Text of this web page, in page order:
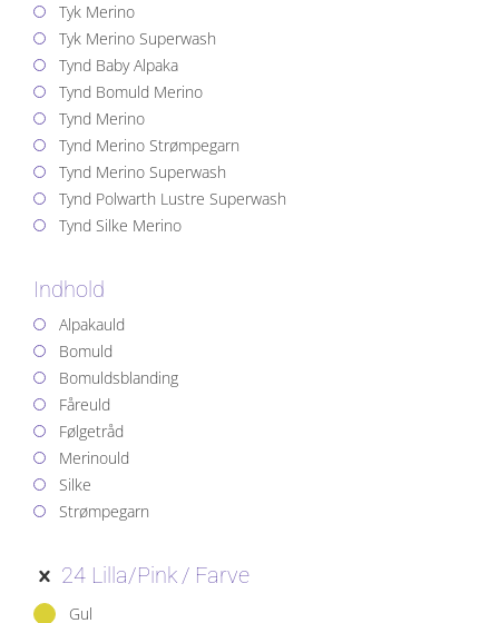
Tyk Merino
Tyk Merino Superwash
Tynd Baby Alpaka
Tynd Bomuld Merino
Tynd Merino
Tynd Merino Strømpegarn
Tynd Merino Superwash
Tynd Polwarth Lustre Superwash
Tynd Silke Merino
Indhold
Alpakauld
Bomuld
Bomuldsblanding
Fåreuld
Følgetråd
Merinould
Silke
Strømpegarn
24 Lilla/Pink Farve
Gul